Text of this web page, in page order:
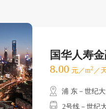
国华人寿
8.00 元／m2 ／
浦 东－世纪
2号线－世纪大